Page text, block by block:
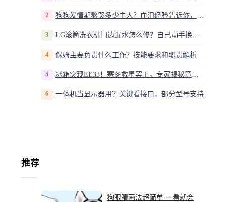
2
3 LG滚筒洗衣机门边漏水怎么修？自己动手换密封圈教程视频
4 保姆主要负责什么工作？技能要求和职责解析
5 冰箱突现EE33！寒冬救星罢工，专家揭秘竟是无解故障？
6 一体机当显示器用？关键看接口，部分型号支持
推荐
狗眼睛画法超简单 一看就会